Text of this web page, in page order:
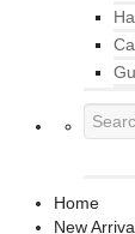
Home
New